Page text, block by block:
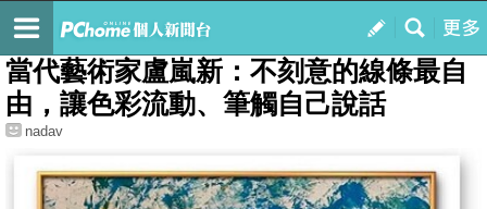
我的
最新文章
當代藝術家盧嵐新：不刻意的線條最自
由，讓色彩流動、筆觸自己說話
nadav